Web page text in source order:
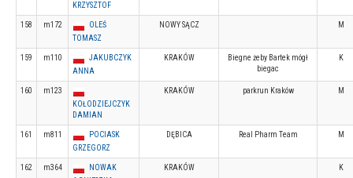
KRZYSZTOF
158 m172
OLEŚ
TOMASZ
NOWY SĄCZ M
159 m110
JAKUBCZYK
ANNA
KRAKÓW
Biegne żeby Bartek mógł
biegac
K
160
m123
KOŁODZIEJCZYK
DAMIAN
KRAKÓW parkrun Kraków M
161 m811
POCIASK
GRZEGORZ
DĘBICA Real Pharm Team M
162 m364
NOWAK
KRAKÓW K